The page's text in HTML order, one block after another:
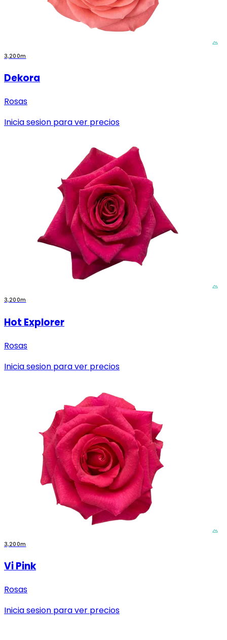
3,200m
Dekora
Rosas
Inicia sesion para ver precios
3,200m
Hot Explorer
Rosas
Inicia sesion para ver precios
3,200m
Vi Pink
Rosas
Inicia sesion para ver precios